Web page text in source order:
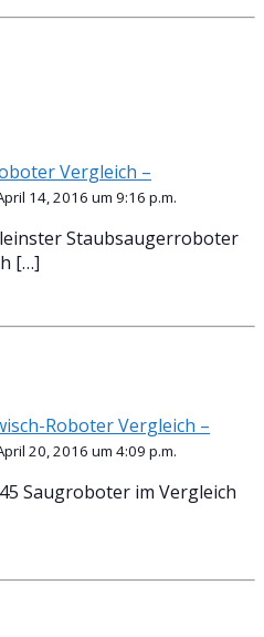
Vergleich –
14, 2016 um 9:16 p.m.
Staubsaugerroboter
[…]
Roboter Vergleich –
20, 2016 um 4:09 p.m.
Saugroboter im Vergleich